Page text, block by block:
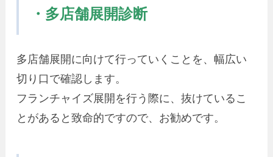
・多店舗展開診断
多店舗展開に向けて行っていくことを、幅広い
切り口で確認します。
フランチャイズ展開を行う際に、抜けているこ
とがあると致命的ですので、お勧めです。